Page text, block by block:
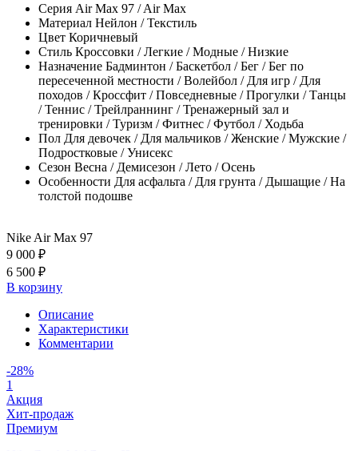
Серия Air Max 97 / Air Max
Материал Нейлон / Текстиль
Цвет Коричневый
Стиль Кроссовки / Легкие / Модные / Низкие
Назначение Бадминтон / Баскетбол / Бег / Бег по
пересеченной местности / Волейбол / Для игр / Для
походов / Кроссфит / Повседневные / Прогулки / Танцы
/ Теннис / Трейлраннинг / Тренажерный зал и
тренировки / Туризм / Фитнес / Футбол / Ходьба
Пол Для девочек / Для мальчиков / Женские / Мужские /
Подростковые / Унисекс
Сезон Весна / Демисезон / Лето / Осень
Особенности Для асфальта / Для грунта / Дышащие / На
толстой подошве
Nike Air Max 97
9 000 ₽
6 500 ₽
В корзину
Описание
Характеристики
Комментарии
-28%
1
Акция
Хит-продаж
Премиум